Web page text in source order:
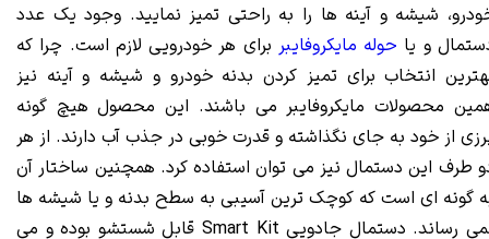
شیشه و آینه‌ ها را به راحتی تمیز نمایید. وجود یک عدد
و یا حوله مایکروفایبر برای هر خودرویی لازم است. چرا که
انتخاب برای تمیز کردن بدنه خودرو و شیشه و آینه نیز
محصولات مایکروفایبر می‌ باشند. این محصول هیچ گونه
از خود به جای نگذاشته و قدرت خوبی در جذب آب دارند. از هر
طرف این دستمال نیز می‌ توان استفاده کرد. همچنین ساختار آن
گونه‌ ای است که کوچک‌ ترین آسیبی به سطح بدنه و یا شیشه‌ ها
نمی‌ رساند. دستمال جادویی Smart Kit قابل شستشو بوده و می‌